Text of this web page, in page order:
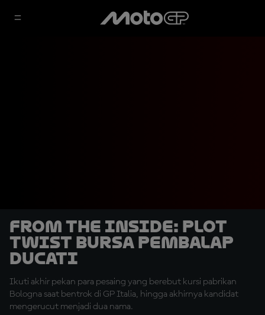
From the Inside: Plot
Twist Bursa Pembalap
Ducati
Ikuti akhir pekan para pesaing yang berebut kursi pabrikan
Bologna saat bentrok di GP Italia, hingga akhirnya kandidat
mengerucut menjadi dua nama.